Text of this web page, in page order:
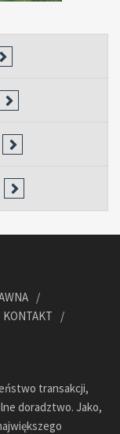
KONTAKT
transakcji,
doradztwo. Jako,